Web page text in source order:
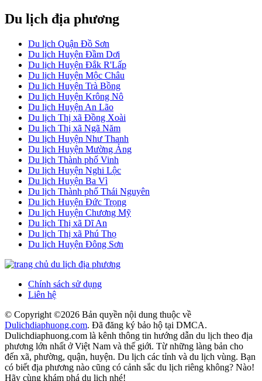
Du lịch địa phương
Du lịch Quận Đồ Sơn
Du lịch Huyện Đầm Dơi
Du lịch Huyện Đắk R'Lấp
Du lịch Huyện Mộc Châu
Du lịch Huyện Trà Bồng
Du lịch Huyện Krông Nô
Du lịch Huyện An Lão
Du lịch Thị xã Đồng Xoài
Du lịch Thị xã Ngã Năm
Du lịch Huyện Như Thanh
Du lịch Huyện Mường Ảng
Du lịch Thành phố Vinh
Du lịch Huyện Nghi Lộc
Du lịch Huyện Ba Vì
Du lịch Thành phố Thái Nguyên
Du lịch Huyện Đức Trọng
Du lịch Huyện Chương Mỹ
Du lịch Thị xã Dĩ An
Du lịch Thị xã Phú Thọ
Du lịch Huyện Đông Sơn
Chính sách sử dụng
Liên hệ
© Copyright ©2026 Bản quyền nội dung thuộc về
Dulichdiaphuong.com. Đã đăng ký bảo hộ tại DMCA.
Dulichdiaphuong.com là kênh thông tin hướng dẫn du lịch theo địa
phương lớn nhất ở Việt Nam và thế giới. Từ những làng bản cho
đến xã, phường, quận, huyện. Du lịch các tỉnh và du lịch vùng. Bạn
có biết địa phương nào cũng có cảnh sắc du lịch riêng không? Nào!
Hãy cùng khám phá du lịch nhé!